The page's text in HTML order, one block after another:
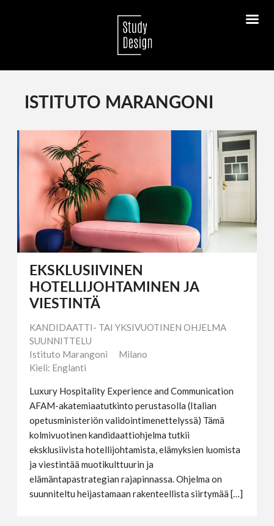
ISTITUTO MARANGONI
EKSKLUSIIVINEN
HOTELLIJOHTAMINEN JA
VIESTINTÄ
KANDIDAATTI- TAI YKSIVUOTINEN OHJELMA
SUUNNITTELU
Istituto Marangoni
Milano
Kieli: Englanti
Luxury Hospitality Experience and Communication
AFAM-akatemiaatutkinto perustasolla (Italian
opetusministeriön validointimenettelyssä) Tämä
kolmivuotinen kandidaattiohjelma tutkii
eksklusiivista hotellijohtamista, elämyksien luomista
ja viestintää muotikulttuurin ja
elämäntapastrategian rajapinnassa. Ohjelma on
suunniteltu heijastamaan rakenteellista siirtymää […]